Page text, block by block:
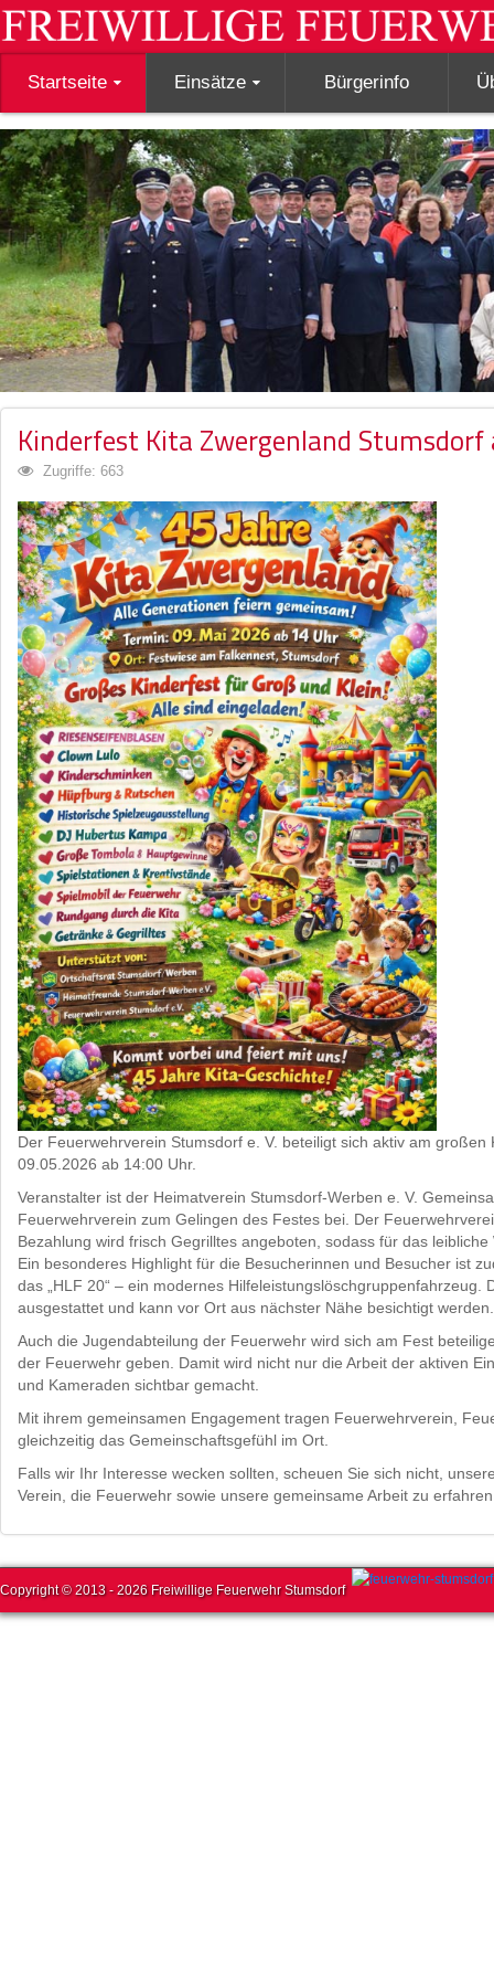
Startseite Einsätze Bürgerinfo
Kinderfest Kita Zwergenland
Zugriffe: 663
Der Feuerwehrverein Stumsdorf e. V. beteiligt sich aktiv am
09.05.2026 ab 14:00 Uhr.
Veranstalter ist der Heimatverein Stumsdorf-Werben e. V.
Feuerwehrverein zum Gelingen des Festes bei. Der
Bezahlung wird frisch Gegrilltes angeboten, sodass für das
Ein besonderes Highlight für die Besucherinnen und Besucher ist
das „HLF 20“ – ein modernes
ausgestattet und kann vor Ort aus nächster Nähe besichtigt werden.
Auch die Jugendabteilung der Feuerwehr wird sich am Fest
der Feuerwehr geben. Damit wird nicht nur die Arbeit der aktiven
und Kameraden sichtbar gemacht.
Mit ihrem gemeinsamen Engagement tragen Feuerwehrverein,
gleichzeitig das Gemeinschaftsgefühl im Ort.
Falls wir Ihr Interesse wecken sollten, scheuen Sie sich nicht,
Verein, die Feuerwehr sowie unsere gemeinsame Arbeit zu
Copyright © 2013 - 2026 Freiwillige Feuerwehr Stumsdorf